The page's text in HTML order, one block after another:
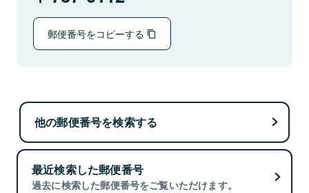
郵便番号をコピーする
他の郵便番号を検索する
最近検索した郵便番号
過去に検索した郵便番号をご覧いただけます。